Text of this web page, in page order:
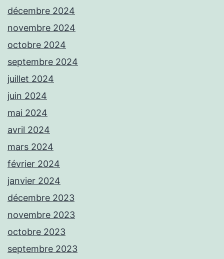
décembre 2024
novembre 2024
octobre 2024
septembre 2024
juillet 2024
juin 2024
mai 2024
avril 2024
mars 2024
février 2024
janvier 2024
décembre 2023
novembre 2023
octobre 2023
septembre 2023